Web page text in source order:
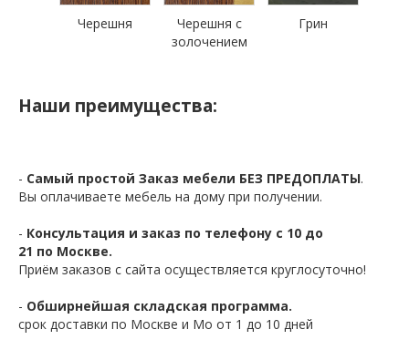
Черешня
Черешня с
золочением
Грин
Наши преимущества:
- Самый простой Заказ мебели БЕЗ ПРЕДОПЛАТЫ.
Вы оплачиваете мебель на дому при получении.
- Консультация и заказ по телефону с 10 до
21 по Москве.
Приём заказов с сайта осуществляется круглосуточно!
- Обширнейшая складская программа.
срок доставки по Москве и Мо от 1 до 10 дней